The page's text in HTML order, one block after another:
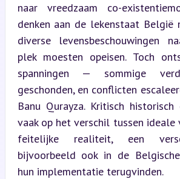
naar vreedzaam co-
denken aan de lekenstaat België
diverse levensbeschouwingen
plek moesten opeisen. Toch
spanningen — sommige
geschonden, en conflicten
Banu Qurayza. Kritisch
vaak op het verschil tussen
feitelijke realiteit, een
bijvoorbeeld ook in de
hun implementatie terugvinden.